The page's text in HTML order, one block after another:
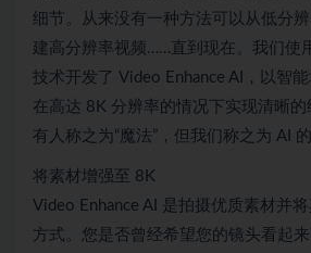
细节。从来没有一种方法可以从低分
建高分辨率视频……直到现在。我们使
技术开发了 Video Enhance AI，以智能
在高达 8K 分辨率的情况下实现清晰的
有人称之为“魔法”，但我们称之为 AI 的
将素材增强至 8K
Video Enhance AI 是拍摄优质素材并
方式。您是否曾经希望您的镜头看起